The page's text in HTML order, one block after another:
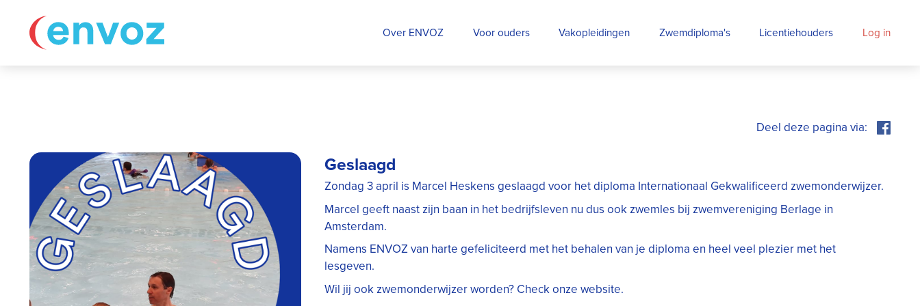
Over ENVOZ Voor ouders Vakopleidingen Zwemdiploma's Licentiehouders Log in
Geslaagd
Zondag 3 april is Marcel Heskens geslaagd voor het diploma Internationaal Gekwalificeerd zwemonderwijzer.
Marcel geeft naast zijn baan in het bedrijfsleven nu dus ook zwemles bij zwemvereniging Berlage in
Amsterdam.
Namens ENVOZ van harte gefeliciteerd met het behalen van je diploma en heel veel plezier met het
lesgeven.
Wil jij ook zwemonderwijzer worden? Check onze website.